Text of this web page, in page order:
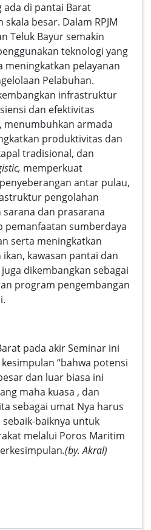
di pantai Barat
besar. Dalam RPJM
Teluk Bayur semakin
teknologi yang
meningkatkan pelayanan
Pelabuhan.
infrastruktur
dan efektivitas
menumbuhkan armada
produktivitas dan
tradisional, dan
memperkuat
antar pulau,
pengolahan
dan prasarana
pemanfaatan sumberdaya
serta meningkatkan
kawasan pantai dan
dikembangkan sebagai
program pengembangan
pada akir Seminar ini
“bahwa potensi
dan luar biasa ini
maha kuasa , dan
sebagai umat Nya harus
baiknya untuk
melalui Poros Maritim
.(by. Akral)